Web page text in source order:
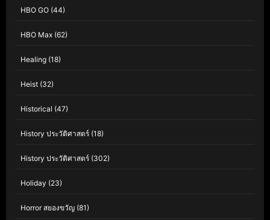
HBO GO (44)
HBO Max (62)
Healing (18)
Heist (32)
Historical (47)
History ประวัติศาสตร์ (18)
History ประวัติศาสตร์ (302)
Holiday (23)
Horror สยองขวัญ (81)